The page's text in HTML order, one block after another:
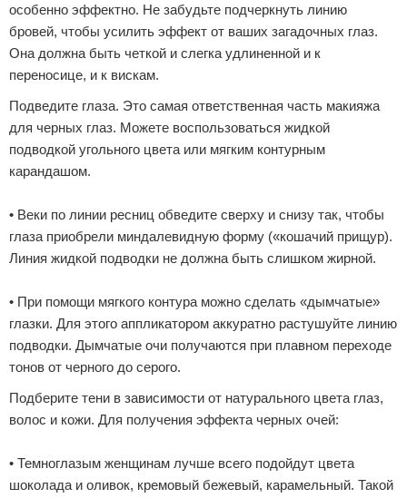
особенно эффектно. Не забудьте подчеркнуть линию
бровей, чтобы усилить эффект от ваших загадочных глаз.
Она должна быть четкой и слегка удлиненной и к
переносице, и к вискам.
Подведите глаза. Это самая ответственная часть макияжа
для черных глаз. Можете воспользоваться жидкой
подводкой угольного цвета или мягким контурным
карандашом.
• Веки по линии ресниц обведите сверху и снизу так, чтобы
глаза приобрели миндалевидную форму («кошачий прищур).
Линия жидкой подводки не должна быть слишком жирной.
• При помощи мягкого контура можно сделать «дымчатые»
глазки. Для этого аппликатором аккуратно растушуйте линию
подводки. Дымчатые очи получаются при плавном переходе
тонов от черного до серого.
Подберите тени в зависимости от натурального цвета глаз,
волос и кожи. Для получения эффекта черных очей:
• Темноглазым женщинам лучше всего подойдут цвета
шоколада и оливок, кремовый бежевый, карамельный. Такой